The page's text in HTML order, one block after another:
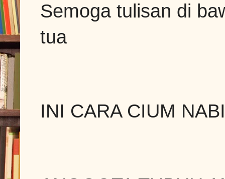
Semoga tulisan di
tua
INI CARA CIUM